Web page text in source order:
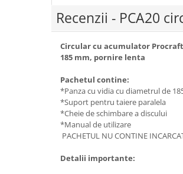
Accesorii beton
Motocultoare
Produse uz casnic
Seminee electrice
Convectoare si aeroterme electrice
Recenzii - PCA20
Circular cu acumulator Procraft
185 mm, pornire lenta
Pachetul contine:
*Panza cu vidia cu diametrul de
*Suport pentru taiere paralela
*Cheie de schimbare a discului
*Manual de utilizare
PACHETUL NU CONTINE
Detalii importante: